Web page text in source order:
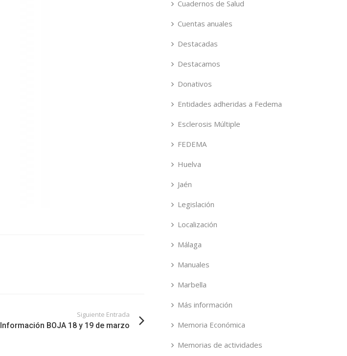
Siguiente Entrada
Información BOJA 18 y 19 de marzo
Cuadernos de Salud
Cuentas anuales
Destacadas
Destacamos
Donativos
Entidades adheridas a Fedema
Esclerosis Múltiple
FEDEMA
Huelva
Jaén
Legislación
Localización
Málaga
Manuales
Marbella
Más información
Memoria Económica
Memorias de actividades